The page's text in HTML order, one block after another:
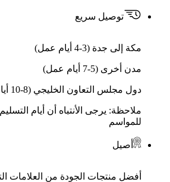
توصيل سريع
مكة إلى جدة (3-4 أيام عمل)
مدن أخرى (5-7 أيام عمل)
دول مجلس التعاون الخليجي (8-10 أيام عمل)
ملاحظة: يرجى الأنتباه أن أيام
للمواسم
أصيل
أفضل منتجات الجودة من العلامات